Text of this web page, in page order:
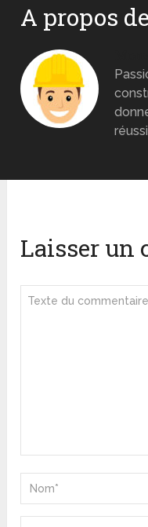
A propos
Laisser un